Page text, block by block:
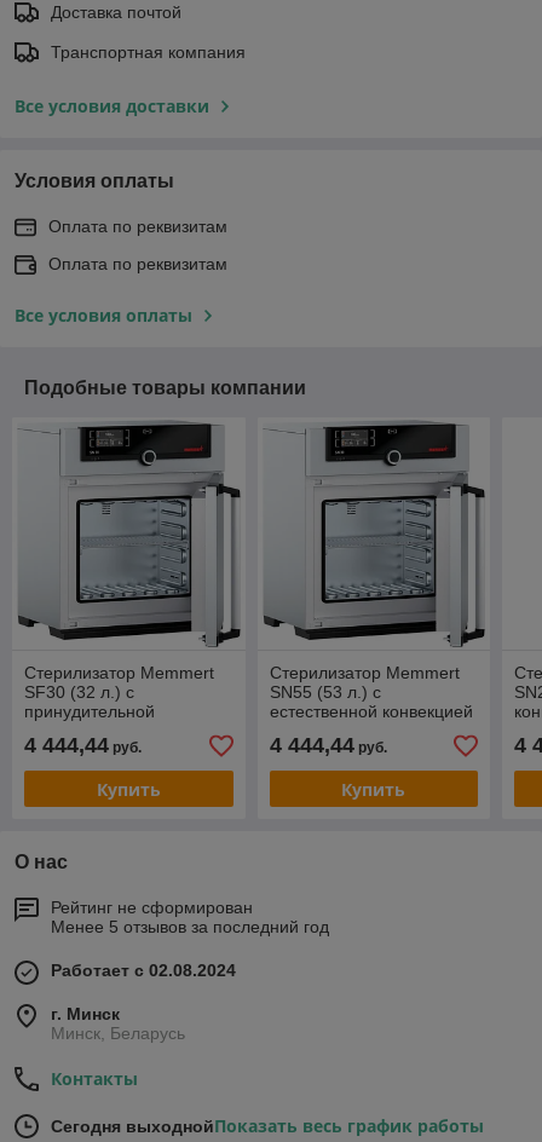
Доставка почтой
Транспортная компания
Все условия доставки
Условия оплаты
Оплата по реквизитам
Оплата по реквизитам
Все условия оплаты
Подобные товары компании
Стерилизатор Memmert
SF30 (32 л.) с
принудительной
4 444,44 руб.
Купить
Стерилизатор Memmert
SN55 (53 л.) с
естественной конвекцией
4 444,44руб.
Купить
4
О нас
Рейтинг не сформирован
Менее 5 отзывов за последний год
Работает с 02.08.2024
г. Минск
Минск, Беларусь
Контакты
Сегодня выходнойПоказать весь график работы